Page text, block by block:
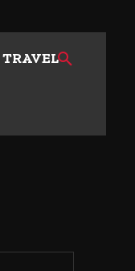
TRAVEL